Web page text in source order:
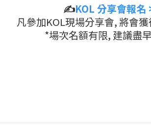
✍️KOL 分享會報名
凡參加KOL現場分享會, 將會
*場次名額有限, 建議盡